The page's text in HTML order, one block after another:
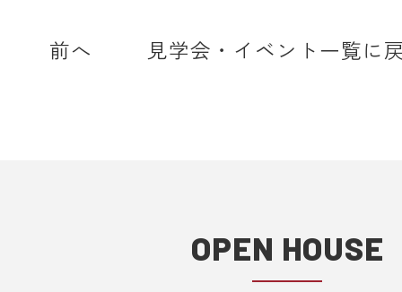
home.com】もしくは【@sadh.jp】
■ 来場予約からプレゼントまでの流
1. 当フォームからご予約いただきま
前へ 見学会・イベント一覧に
OPEN HOUSE